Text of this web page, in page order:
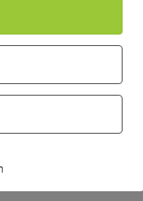
und
in der